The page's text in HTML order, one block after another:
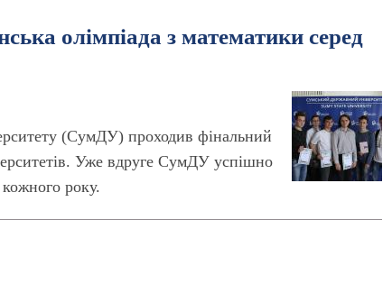
олімпіада з математики серед
(СумДУ) проходив фінальний
Уже вдруге СумДУ успішно
року.